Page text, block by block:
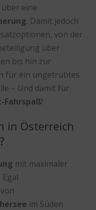
eine
. Damit jedoch
von der
über
bis hin zur
für ein ungetrübtes
– Und damit für
Fahrspaß!
in Österreich
mit maximaler
: Egal
im Süden